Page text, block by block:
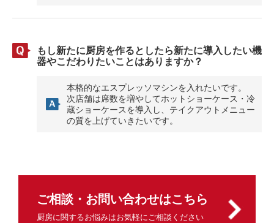
もし新たに厨房を作るとしたら新たに導入したい機
器やこだわりたいことはありますか？
本格的なエスプレッソマシンを入れたいです。
次店舗は席数を増やしてホットショーケース・冷
蔵ショーケースを導入し、テイクアウトメニュー
の質を上げていきたいです。
ご相談・お問い合わせはこちら
厨房に関するお悩みはお気軽にご相談ください